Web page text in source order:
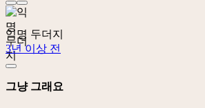
익명 두더지
3년 이상 전
그냥 그래요